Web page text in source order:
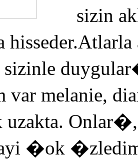
sizin
sizinle
var melanie,
uzakta.
�ok